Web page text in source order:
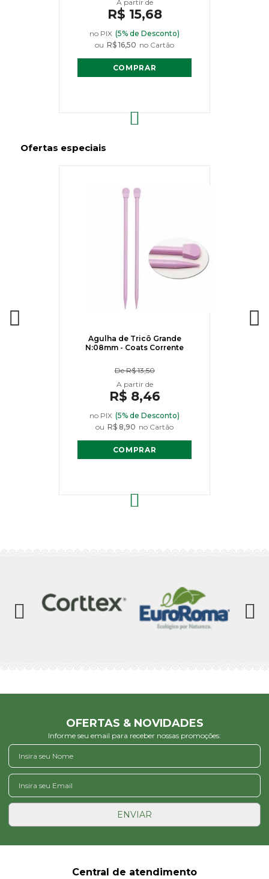
R$ 15,68
no PIX (5% de Desconto)
ou R$ 16,50 no Cartão
COMPRAR
Ofertas especiais
Agulha de Tricô Grande
N:08mm - Coats Corrente
DeR$ 13,50
R$ 8,46
no PIX (5% de Desconto)
ou R$ 8,90 no Cartão
COMPRAR
OFERTAS & NOVIDADES
Informe seu email para receber nossas promoções:
ENVIAR
Central de atendimento